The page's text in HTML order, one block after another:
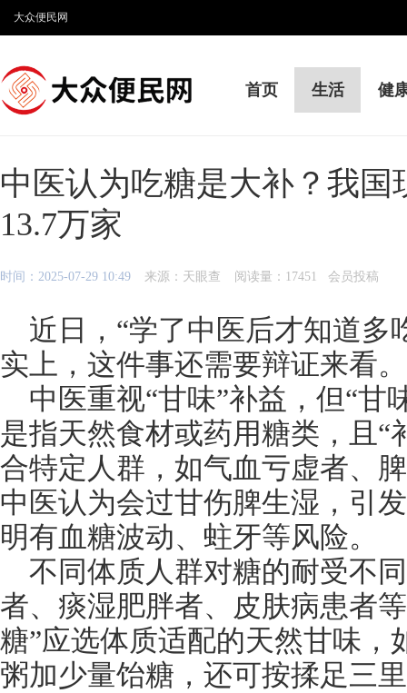
大众便民网
首页 生活 健
中医认为吃糖是大补？我国
13.7万家
时间：2025-07-29 10:49 来源：天眼查 阅读量：17451 会员投稿
近日，“学了中医后才知道多
实上，这件事还需要辩证来看。
中医重视“甘味”补益，但“甘
是指天然食材或药用糖类，且“
合特定人群，如气血亏虚者、
中医认为会过甘伤脾生湿，引
明有血糖波动、蛀牙等风险。
不同体质人群对糖的耐受不
者、痰湿肥胖者、皮肤病患者
糖”应选体质适配的天然甘味，
粥加少量饴糖，还可按揉足三